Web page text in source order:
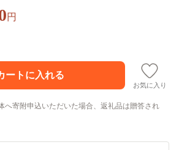
円
お気に入り
へ寄附申込いただいた場合、返礼品は贈答され